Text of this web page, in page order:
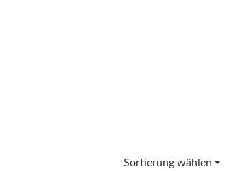
Sortierung wählen